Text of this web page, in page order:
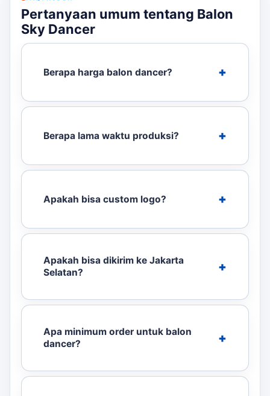
Pertanyaan umum tentang Balon
Sky Dancer
Berapa harga balon dancer?
Berapa lama waktu produksi?
Apakah bisa custom logo?
Apakah bisa dikirim ke Jakarta
Selatan?
Apa minimum order untuk balon
dancer?